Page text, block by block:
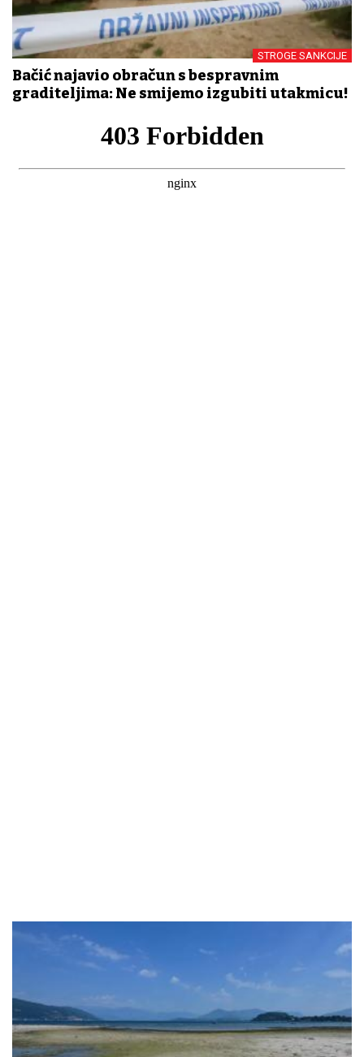
STROGE SANKCIJE
Bačić najavio obračun s bespravnim
graditeljima: Ne smijemo izgubiti utakmicu!